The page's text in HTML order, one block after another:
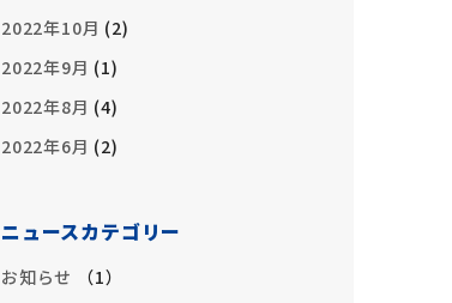
2022年10月 (2)
2022年9月 (1)
2022年8月 (4)
2022年6月 (2)
ニュースカテゴリー
お知らせ
1